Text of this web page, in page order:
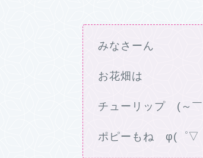
みなさーん
お花畑は
チューリップ (～
ポピーもね φ(゜▽